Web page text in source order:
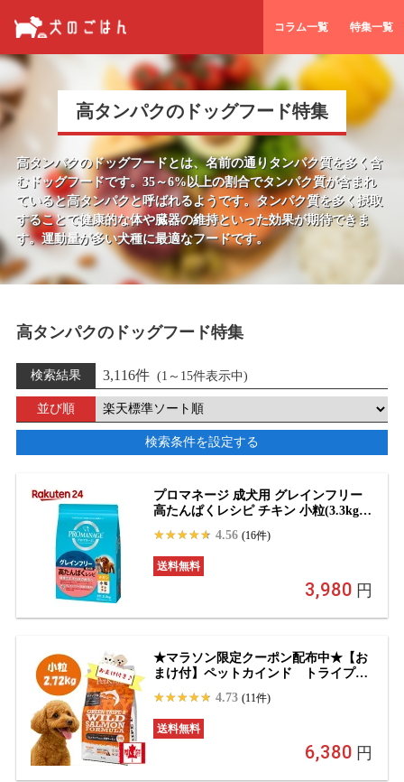
コラム一覧 特集一覧
高タンパクのドッグフード特集
高タンパクのドッグフードとは、名前の通りタンパク質を多く含
むドッグフードです。 35～6%以上の割合でタンパク質が含まれ
ていると高タンパクと呼ばれるようです。タンパク質を多く摂取
することで健康的な体や臓器の維持といった効果が期待できま
す。運動量が多い犬種に最適なフードです。
高タンパクのドッグフード特集
検索結果 3,116件 (1～15件表示中)
並び順
検索条件を設定する
プロマネージ 成犬用 グレインフリー
高たんぱくレシピ チキン 小粒(3.3kg)
送料無料
3,980 円
4.56 (16件)
★マラソン限定クーポン配布中★【お
まけ付】ペットカインド トライプド
ーモン 小粒 2.72kg ドッグフード 高
タンパク 無添加 オメガ3 小型犬 アレ
ルギー対応 正規品
送料無料
6,380 円
4.73 (11件)